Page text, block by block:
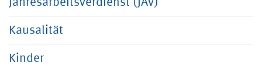
Jahresarbeitsverdienst (JAV)
Kausalität
Kinder